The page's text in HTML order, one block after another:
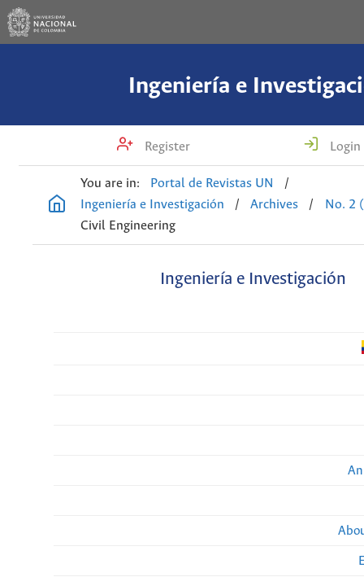
Ingeniería e
Register Login
You are in: Portal de Revistas UN
/
Ingeniería e Investigación
/ Archives /
No. 2
Civil Engineering
Ingeniería e Investigación